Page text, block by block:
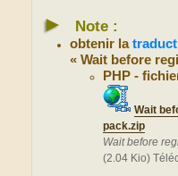
► Note :
obtenir la
« Wait before
PHP -
Wait
pack.zip
Wait before
(2.04 Kio)